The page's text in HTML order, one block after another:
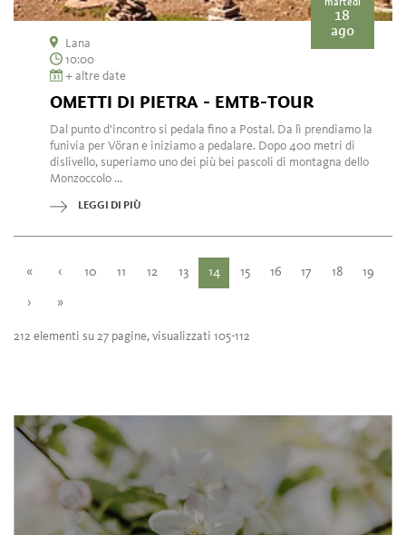
18
ago
Lana
10:00
+ altre date
OMETTI DI PIETRA - EMTB-TOUR
Dal punto d'incontro si pedala fino a Postal. Da lì prendiamo la
funivia per Vöran e iniziamo a pedalare. Dopo 400 metri di
dislivello, superiamo uno dei più bei pascoli di montagna dello
Monzoccolo ...
LEGGI DI PIÙ
« ‹ 10 11 12 13 14 15 16 17 18 19
› »
212 elementi su 27 pagine, visualizzati 105-112